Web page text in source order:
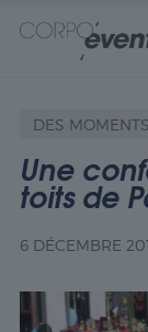
DES
Une
toits de
6 DÉCEMBRE